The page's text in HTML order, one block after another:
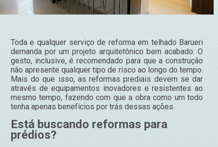
Toda e qualquer serviço de reforma em telhado Barueri
demanda por um projeto arquitetônico bem acabado. O
gesto, inclusive, é recomendado para que a construção
não apresente qualquer tipo de risco ao longo do tempo.
Mais do que isso, as reformas prediais devem se dar
através de equipamentos inovadores e resistentes ao
mesmo tempo, fazendo com que a obra como um todo
tenha apenas benefícios por trás dessas ações.
Está buscando reformas para
prédios?